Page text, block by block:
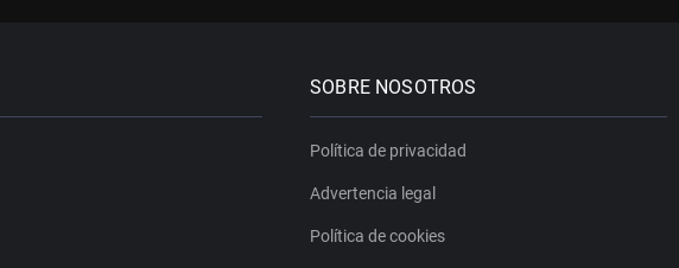
SOBRE NOSOTROS
Política de privacidad
Advertencia legal
Política de cookies